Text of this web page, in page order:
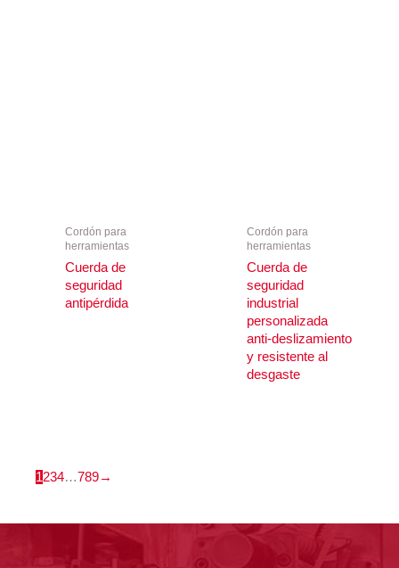
Cordón para
herramientas
Cuerda de
seguridad
antipérdida
Cordón para
herramientas
Cuerda de
seguridad
industrial
personalizada
anti-deslizamiento
y resistente al
desgaste
1234…789→